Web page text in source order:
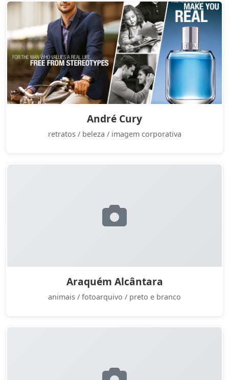
André Cury
retratos / beleza / imagem corporativa
Araquém Alcântara
animais / fotoarquivo / preto e branco